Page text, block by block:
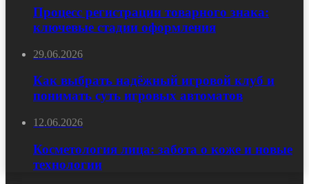
Процесс регистрации товарного знака:
ключевые стадии оформления
29.06.2026
Как выбрать надёжный игровой клуб и
понимать суть игровых автоматов
12.06.2026
Косметология лица: забота о коже и новые
технологии